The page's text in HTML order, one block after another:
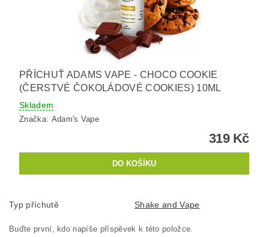
PŘÍCHUŤ ADAMS VAPE - CHOCO COOKIE
(ČERSTVÉ ČOKOLÁDOVÉ COOKIES) 10ML
Skladem
Značka: Adam's Vape
319 Kč
Typ příchutě Shake and Vape
Buďte první, kdo napíše příspěvek k této položce.